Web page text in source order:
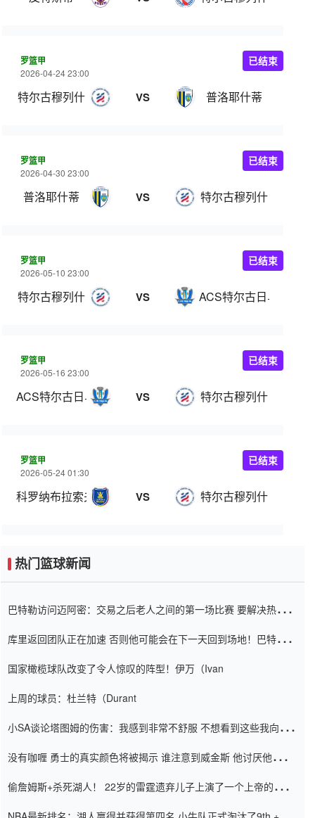
罗篮甲
2026-04-24 23:00
特尔古穆列什 VS 普洛耶什蒂
已结束
罗篮甲
2026-04-30 23:00
普洛耶什蒂 VS 特尔古穆列什
已结束
罗篮甲
2026-05-10 23:00
特尔古穆列什 VS ACS特尔古日乌
已结束
罗篮甲
2026-05-16 23:00
ACS特尔古日乌 VS 特尔古穆列什
已结束
罗篮甲
2026-05-24 01:30
科罗纳布拉索夫 VS 特尔古穆列什
已结束
热门篮球新闻
巴特勒访问迈阿密：交易之后老人之间的第一场比赛 要解决热情的
库里返回团队正在加速 否则他可能会在下一天回到场地！巴特勒迈
国家橄榄球队改变了令人惊叹的阵型！伊万（Ivan
上周的球员：杜兰特（Durant
小SA谈论塔图姆的伤害：我感到非常不舒服 不想看到这些我向他
没有咖喱 勇士的真实颜色将被揭示 谁注意到威金斯 他讨厌他的老
偷詹姆斯+杀死湖人！ 22岁的雷霆遗弃儿子上演了一个上帝的剧